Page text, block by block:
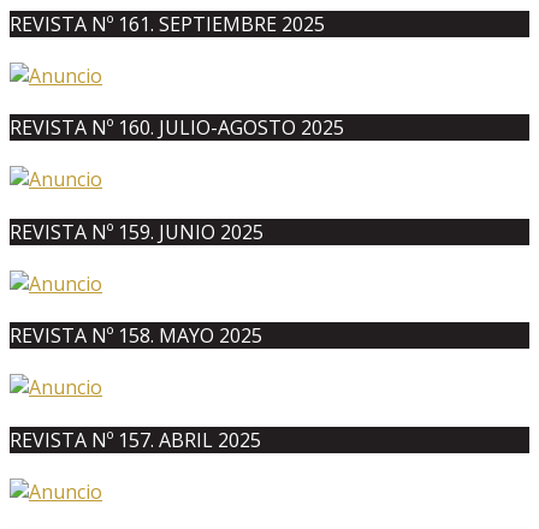
REVISTA Nº 161. SEPTIEMBRE 2025
REVISTA Nº 160. JULIO-AGOSTO 2025
REVISTA Nº 159. JUNIO 2025
REVISTA Nº 158. MAYO 2025
REVISTA Nº 157. ABRIL 2025